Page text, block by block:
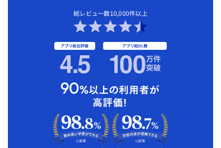
総レビュー数10,000件以上
アプリ総合評価
4.5 アプリ総DL数
100万件
突破